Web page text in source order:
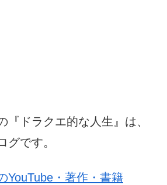
『ドラクエ的な人生』は、
グです。
YouTube・著作・書籍